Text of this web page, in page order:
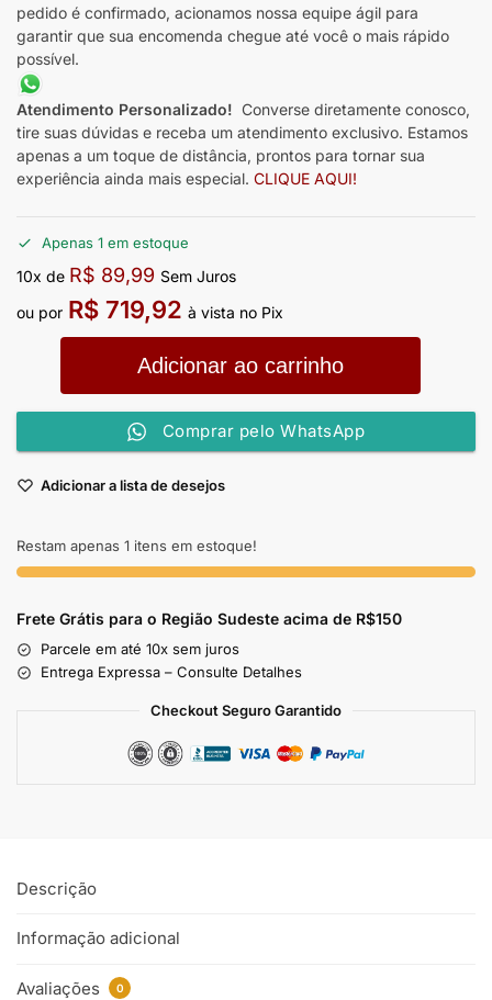
pedido é confirmado, acionamos nossa equipe ágil para
garantir que sua encomenda chegue até você o mais rápido
possível.
Atendimento Personalizado! Converse diretamente conosco,
tire suas dúvidas e receba um atendimento exclusivo. Estamos
apenas a um toque de distância, prontos para tornar sua
experiência ainda mais especial. CLIQUE AQUI!
Apenas 1 em estoque
10x de R$ 89,99 Sem Juros
ou por R$ 719,92 à vista no Pix
Adicionar ao carrinho
Comprar pelo WhatsApp
Adicionar a lista de desejos
Restam apenas 1 itens em estoque!
Frete Grátis para o Região Sudeste acima de R$150
Parcele em até 10x sem juros
Entrega Expressa – Consulte Detalhes
Checkout Seguro Garantido
Descrição
Informação adicional
Avaliações 0